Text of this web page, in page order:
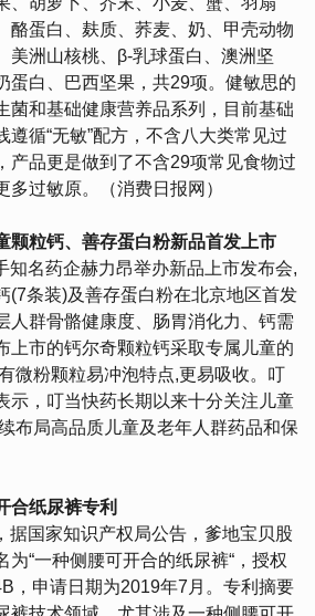
酪蛋白、麸质、荞麦、奶、甲壳动物
美洲山核桃、β-乳球蛋白、澳洲坚
蛋白、巴西坚果，共29项。健敏思的
菌和基础健康营养品系列，目前基础
遵循“无敏”配方，不含八大类常见过
产品更是做到了不含29项常见食物过
多过敏原。（消费日报网）
颗粒钙、善存蛋白粉新品首发上市
知名药企赫力昂举办新品上市发布会,
(7条装)及善存蛋白粉在北京地区首发
人群骨骼健康度、肠胃消化力、钙需
上市的钙尔奇颗粒钙采取专属儿童的
微粉颗粒易冲泡特点,更易吸收。叮
示，叮当快药长期以来十分关注儿童
布局高品质儿童及老年人群药品和保
合纸尿裤专利
据国家知识产权局公告，爹地宝贝股
为“一种侧腰可开合的纸尿裤“，授权
，申请日期为2019年7月。专利摘要